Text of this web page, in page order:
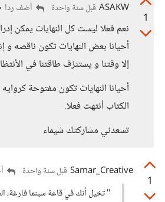
1
ASAKW قبل سنة واحدة أضف ردا
نعم فعلا ليست كل النهايات يمكن
أحيانا بعض النهايات تكون ناقصه و
إلا وقتنا و يستنزف طاقتنا في
أحيانا النهايات تكون مفتوحة
الكتاب أنتهت فعلا.
تسعدني مشاركتك شيماء
1
Samar_Creative قبل سنة واحدة
" تخيل أنك في قاعة سينما فارغة،